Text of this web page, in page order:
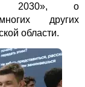
2030», о
других
области.